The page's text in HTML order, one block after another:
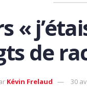
«
de
Kévin Frelaud 30